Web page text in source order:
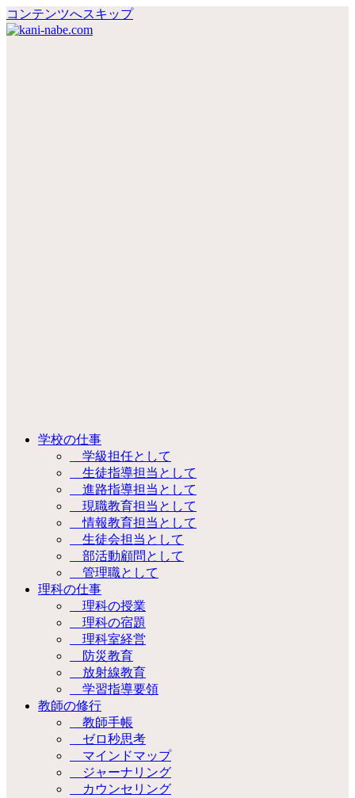
コンテンツへスキップ
学校の仕事
学級担任として
生徒指導担当として
進路指導担当として
現職教育担当として
情報教育担当として
生徒会担当として
部活動顧問として
管理職として
理科の仕事
理科の授業
理科の宿題
理科室経営
防災教育
放射線教育
学習指導要領
教師の修行
教師手帳
ゼロ秒思考
マインドマップ
ジャーナリング
カウンセリング